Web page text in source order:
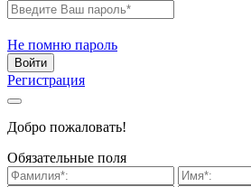
Не помню пароль
Войти
Регистрация
Добро пожаловать!
Обязательные поля